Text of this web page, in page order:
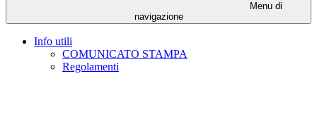
Menu di
navigazione
Info utili
COMUNICATO STAMPA
Regolamenti